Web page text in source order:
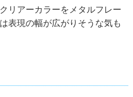
リアーカラーをメタルフレー
表現の幅が広がりそうな気も